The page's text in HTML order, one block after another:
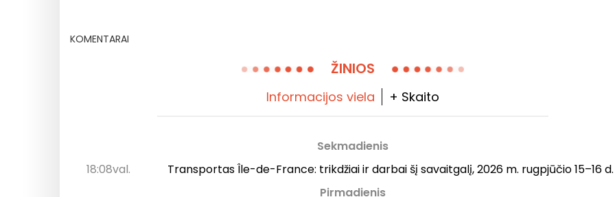
KOMENTARAI
ŽINIOS
Informacijos viela + Skaito
Sekmadienis
18:08val.
Transportas Île-de-France: trikdžiai ir darbai šį savaitgalį, 2026 m. rugpjūčio 15–16 d.
Pirmadienis